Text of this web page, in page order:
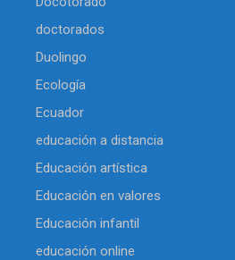
doctorados
Duolingo
Ecología
Ecuador
educación a distancia
Educación artística
Educación en valores
Educación infantil
educación online